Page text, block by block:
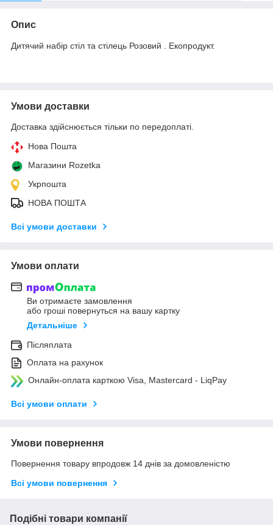
Опис
Дитячий набір стіл та стілець Розовий . Екопродукт.
Умови доставки
Доставка здійснюється тільки по передоплаті.
Нова Пошта
Магазини Rozetka
Укрпошта
НОВА ПОШТА
Всі умови доставки
Умови оплати
Ви отримаєте замовлення
або гроші повернуться на вашу картку
Детальніше
Післяплата
Оплата на рахунок
Онлайн-оплата карткою Visa, Mastercard - LiqPay
Всі умови оплати
Умови повернення
Повернення товару впродовж 14 днів за домовленістю
Всі умови повернення
Подібні товари компанії